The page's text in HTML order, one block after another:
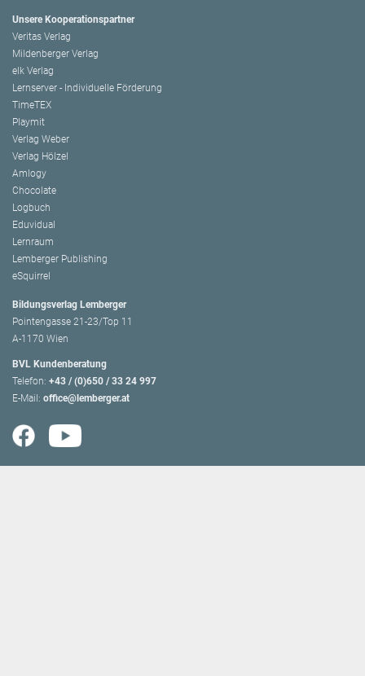
Unsere Kooperationspartner
Veritas Verlag
Mildenberger Verlag
elk Verlag
Lernserver - Individuelle Förderung
TimeTEX
Playmit
Verlag Weber
Verlag Hölzel
Amlogy
Chocolate
Logbuch
Eduvidual
Lernraum
Lemberger Publishing
eSquirrel
Bildungsverlag Lemberger
Pointengasse 21-23/Top 11
A-1170 Wien
BVL Kundenberatung
Telefon: +43 / (0)650 / 33 24 997
E-Mail: office@lemberger.at